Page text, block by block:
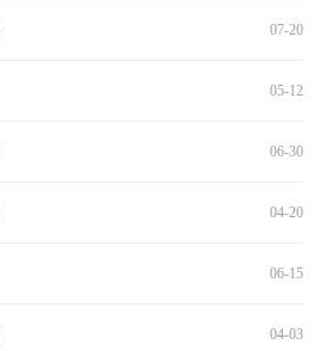
07-20
05-12
06-30
04-20
06-15
04-03